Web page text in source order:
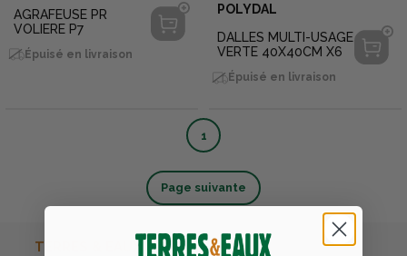
AGRAFEUSE PR
VOLIERE P7
Épuisé en livraison
POLYDAL
DALLES MULTI-USAGE
VERTE 40X40CM X6
Épuisé en livraison
1
Page suivante
TERRES & EAUX